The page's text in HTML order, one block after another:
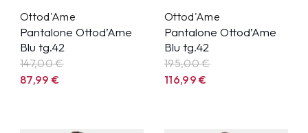
Ottod'Ame
Pantalone Ottod’Ame
Blu tg.42
147,00 €
87,99€
Ottod'Ame
Pantalone Ottod’Ame
Blu tg.42
195,00 €
116,99€